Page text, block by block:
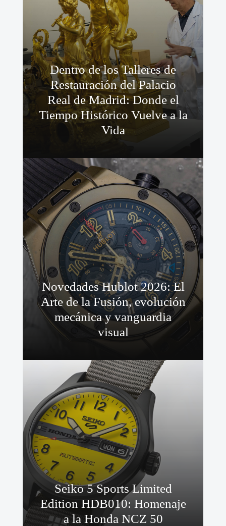
Dentro de los Talleres de
Restauración del Palacio
Real de Madrid: Donde el
Tiempo Histórico Vuelve a la
Vida
Novedades Hublot 2026: El
Arte de la Fusión, evolución
mecánica y vanguardia
visual
Seiko 5 Sports Limited
Edition HDB010: Homenaje
a la Honda NCZ 50